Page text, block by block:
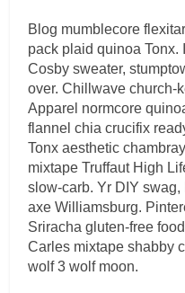
Blog mumblecore
pack plaid quinoa
Cosby sweater,
over. Chillwave church-
Apparel normcore
flannel chia crucifix
Tonx aesthetic
mixtape Truffaut High
slow-carb. Yr DIY
axe Williamsburg.
Sriracha gluten-free
Carles mixtape shabby
wolf 3 wolf moon.